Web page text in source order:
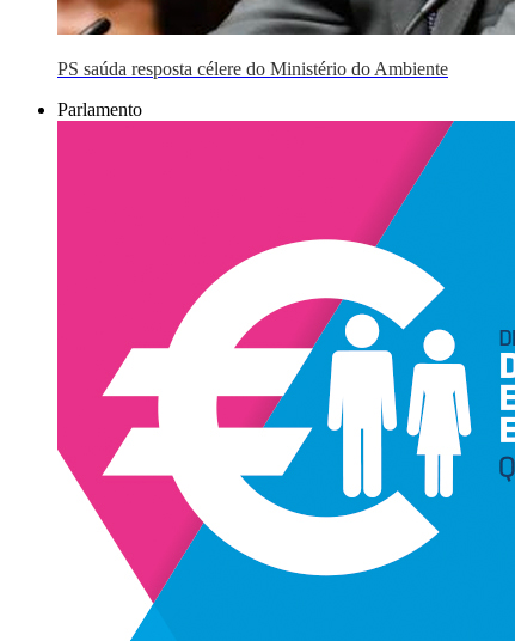
PS saúda resposta célere do Ministério do Ambiente
Parlamento